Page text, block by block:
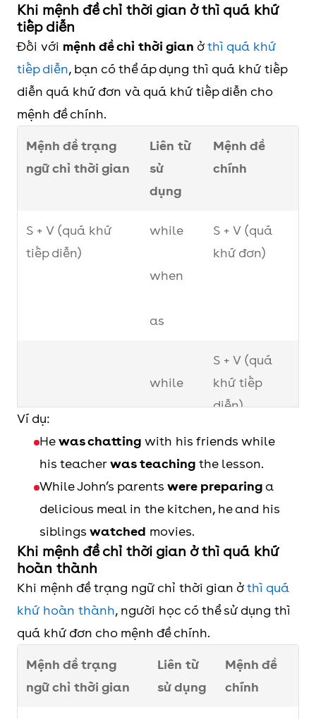
when
while
S + V (quá
khứ tiếp diễn)
by the
time
S + V (quá
khứ hoàn
Khi mệnh đề chỉ thời gian ở thì quá khứ
tiếp diễn
Đối với mệnh đề chỉ thời gian ởthì quá khứ
tiếp diễn, bạn có thể áp dụng thì quá khứ tiếp
diễn quá khứ đơn và quá khứ tiếp diễn cho
mệnh đề chính.
Mệnh đề trạng
ngữ chỉ thời gian
Liên từ
sử
dụng
Mệnh đề
chính
S + V (quá khứ
tiếp diễn)
while
when
as
S + V (quá
khứ đơn)
while
as
S + V (quá
khứ tiếp
diễn)
Ví dụ:
Hewas chatting with his friends while
his teacherwas teaching the lesson.
While John’s parents were preparing a
delicious meal in the kitchen, he and his
siblings watched movies.
Khi mệnh đề chỉ thời gian ở thì quá khứ
hoàn thành
Khi mệnh đề trạng ngữ chỉ thời gian ởthì quá
khứ hoàn thành, người học có thể sử dụng thì
quá khứ đơn cho mệnh đề chính.
Mệnh đề trạng
ngữ chỉ thời gian
Liên từ
sử dụng
Mệnh đề
chính